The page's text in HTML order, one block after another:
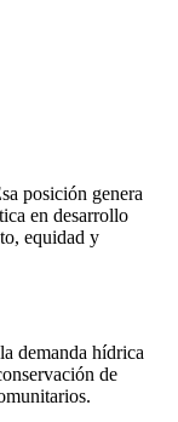
posición genera
en desarrollo
equidad y
demanda hídrica
de